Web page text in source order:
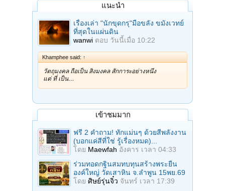
แนะนำ
เรื่องเล่า "นักขุดกรุ"มือขลัง ขมังเวทย์
ที่สุดในแผ่นดิน
wanwi ตอบ วันนี้เมื่อ 10:22
Khamphee said: ↑
วัตถุมงคล ถือเป็น สิ่งมงคล สักการะอย่างหนึ่ง
แต่ ที่ เป็น…
เข้าชมมาก
ฟรี 2 คำถาม! ทักแม่นๆ ด้วยสีพลังงาน
(บอกแค่สีที่ใช่ รู้เรื่องหมด)...
โดย Maewfah อังคาร เวลา 04:33
ร่วมทอดกฐินสมทบทุนสร้างพระยืน
องค์ใหญ่ วัดเสาหิน จ.ลําพูน 15พย.69
โดย ศิษย์รุ่นจิ๋ว จันทร์ เวลา 17:39